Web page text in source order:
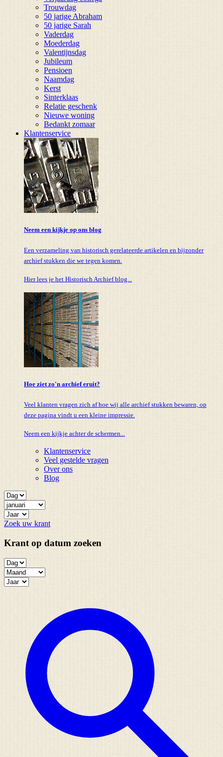
Trouwdag
50 jarige Abraham
50 jarige Sarah
Vaderdag
Moederdag
Valentijnsdag
Jubileum
Pensioen
Naamdag
Kerst
Sinterklaas
Relatie geschenk
Nieuwe woning
Bedankt zomaar
Klantenservice
Neem een kijkje op ons blog
Een verzameling van historisch gerelateerde artikelen en bijzonder
archief stukken die we tegen komen.
Hier lees je het Historisch Archief blog...
Hoe ziet zo'n archief eruit?
Veel klanten vragen zich af hoe wij alle archief stukken bewaren, op
deze pagina vindt u een kleine impressie.
Neem een kijkje achter de schermen...
Klantenservice
Veel gestelde vragen
Over ons
Blog
Zoek uw krant
Krant op datum zoeken